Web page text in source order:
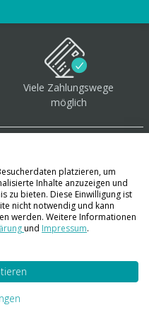
Viele Zahlungswege
möglich
platzieren, um
Inhalte anzuzeigen und
zu bieten. Diese Einwilligung ist
nicht notwendig und kann
werden. Weitere Informationen
und Impressum.